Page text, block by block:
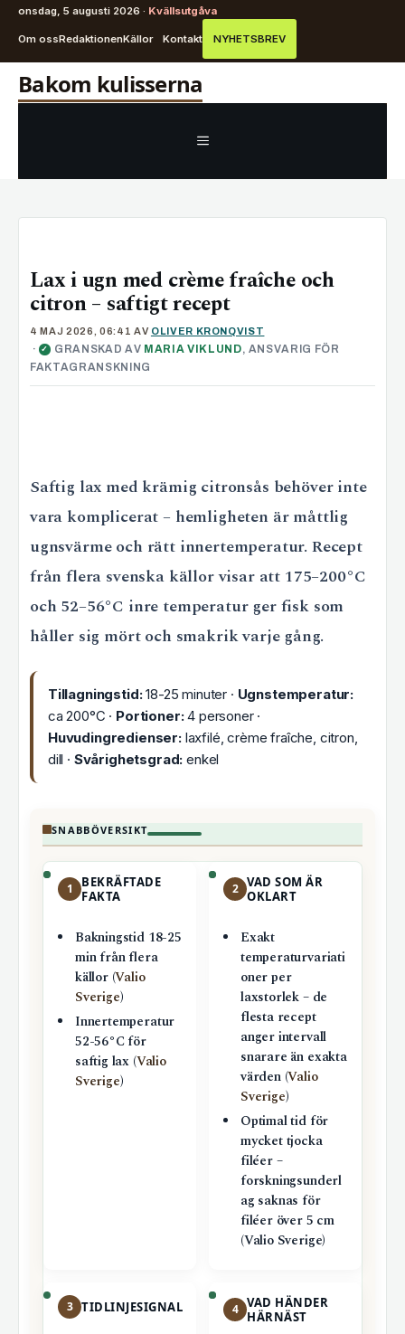
onsdag, 5 augusti 2026 · Kvällsutgåva
Om ossRedaktionenKällor Kontakt NYHETSBREV
HoppaBakom kulisserna
MENY
Lax i ugn med crème fraîche och
citron – saftigt recept
4 MAJ 2026, 06:41 AV OLIVER KRONQVIST
· ✓ GRANSKAD AV MARIA VIKLUND, ANSVARIG FÖR
FAKTAGRANSKNING
Saftig lax med krämig citronsås behöver inte
vara komplicerat – hemligheten är måttlig
ugnsvärme och rätt innertemperatur. Recept
från flera svenska källor visar att 175–200°C
och 52–56°C inre temperatur ger fisk som
håller sig mört och smakrik varje gång.
Tillagningstid:18-25 minuter · Ugnstemperatur:
ca 200°C · Portioner:4 personer ·
Huvudingredienser:laxfilé, crème fraîche, citron,
dill · Svårighetsgrad: enkel
SNABBÖVERSIKT
1
BEKRÄFTADE
FAKTA
Bakningstid 18-25
min från flera
källor (Valio
Sverige)
Innertemperatur
52-56°C för
saftig lax (Valio
Sverige)
2 VAD SOM ÄR
OKLART
Exakt
temperaturvariati
oner per
laxstorlek – de
flesta recept
anger intervall
snarare än exakta
värden (Valio
Sverige)
Optimal tid för
mycket tjocka
filéer –
forskningsunderl
ag saknas för
filéer över 5 cm
(Valio Sverige)
3 TIDLINJESIGNAL 4 VAD HÄNDER
HÄRNÄST